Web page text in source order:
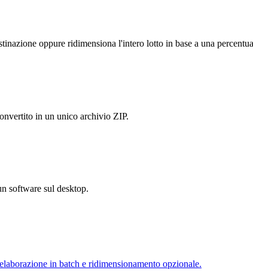
oppure ridimensiona l'intero lotto in base a una
in un unico archivio ZIP.
software sul desktop.
in batch e ridimensionamento opzionale.